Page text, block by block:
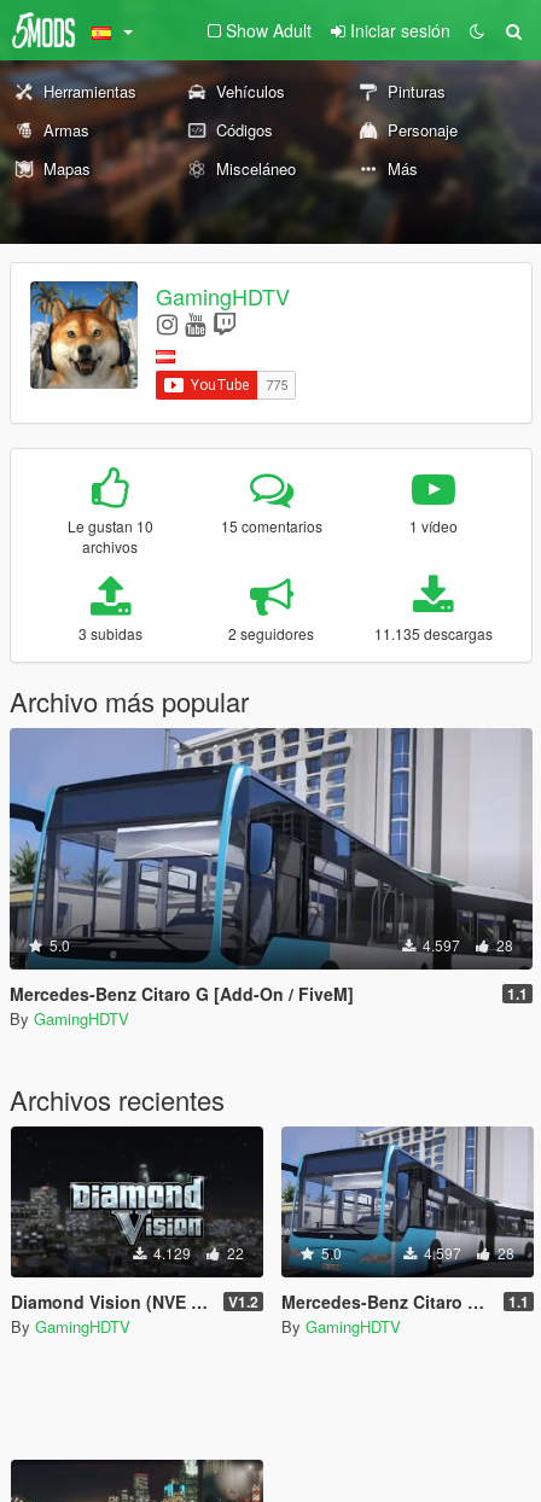
Show Adult Iniciar sesión
Herramientas Vehículos
Pinturas
Armas
Códigos
Personaje
Mapas
Misceláneo Más
GamingHDTV
Le gustan 10
archivos
15 comentarios 1 vídeo
3 subidas 2 seguidores 11.135 descargas
Archivo más popular
5.0 4.597 28
Mercedes-Benz Citaro G [Add-On / FiveM] 1.1
By GamingHDTV
Archivos recientes
4.129 22
Diamond Vision (NVE and VisualV ReShade Preset) [FiveM] V1.2
By GamingHDTV
5.0 4.597 28
Mercedes-Benz Citaro G [Add-On / FiveM] 1.1
By GamingHDTV